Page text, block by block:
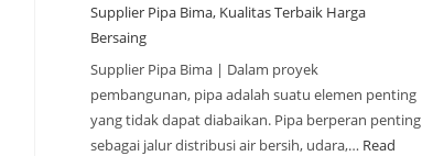
Supplier Pipa Bima, Kualitas Terbaik Harga
Bersaing
Supplier Pipa Bima | Dalam proyek
pembangunan, pipa adalah suatu elemen penting
yang tidak dapat diabaikan. Pipa berperan penting
sebagai jalur distribusi air bersih, udara,… Read